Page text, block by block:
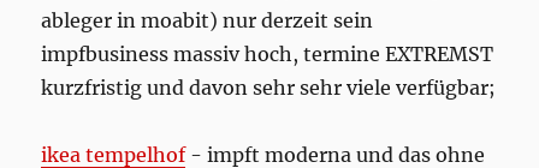
ableger in moabit) nur derzeit sein
impfbusiness massiv hoch, termine EXTREMST
kurzfristig und davon sehr sehr viele verfügbar;
ikea tempelhof- impft moderna und das ohne